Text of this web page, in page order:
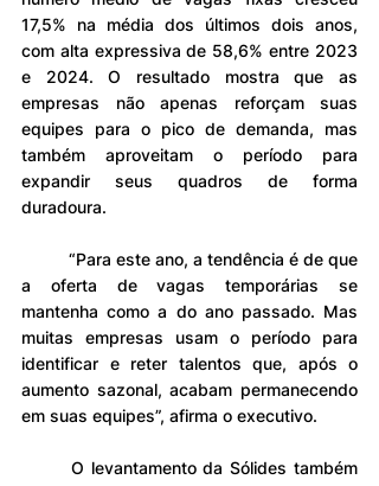
17,5% na média dos últimos dois anos,
com alta expressiva de 58,6% entre 2023
e 2024. O resultado mostra que as
empresas não apenas reforçam suas
equipes para o pico de demanda, mas
também aproveitam o período para
expandir seus quadros de forma
duradoura.
a oferta de vagas temporárias se
mantenha como a do ano passado. Mas
muitas empresas usam o período para
identificar e reter talentos que, após o
aumento sazonal, acabam permanecendo
em suas equipes”, afirma o executivo.